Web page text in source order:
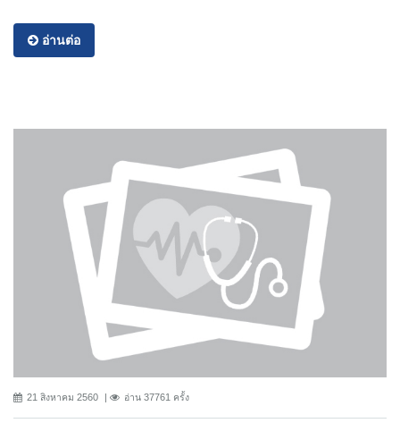
อ่านต่อ
21 สิงหาคม 2560 อ่าน 37761 ครั้ง